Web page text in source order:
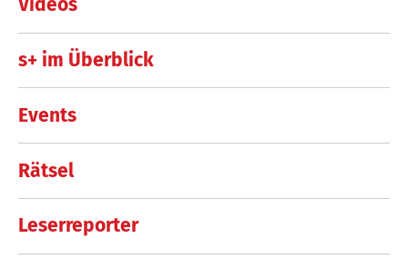
Videos
s+ im Überblick
Events
Rätsel
Leserreporter